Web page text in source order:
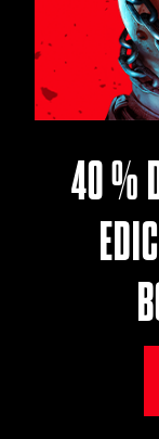
40 %